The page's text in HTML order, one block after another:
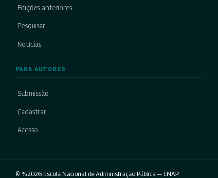
Edições anteriores
Pesquisar
Notícias
PARA AUTORES
Submissão
Cadastrar
Acesso
© %2026 Escola Nacional de Administração Pública — ENAP.